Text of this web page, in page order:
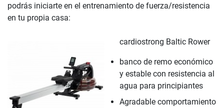
podrás iniciarte en el entrenamiento de fuerza/resistencia
en tu propia casa:
cardiostrong Baltic Rower
banco de remo económico
y estable con resistencia al
agua para principiantes
Agradable comportamiento